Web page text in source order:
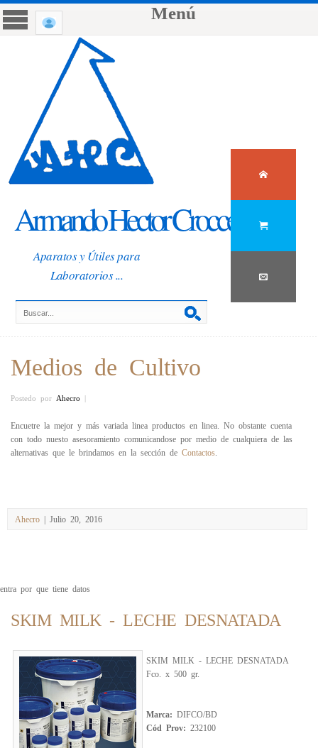
Armando Hector Crocce
Aparatos y Útiles para
Laboratorios ...
Menú
Medios de Cultivo
Postedo por Ahecro |
Encuetre la mejor y más variada linea productos en linea. No obstante cuenta
con todo nuesto asesoramiento comunicandose por medio de cualquiera de las
alternativas que le brindamos en la sección de Contactos
Ahecro | Julio 20, 2016
entra por que tiene datos
SKIM MILK - LECHE DESNATADA
SKIM MILK - LECHE DESNATADA
Fco. x 500 gr.
Marca: DIFCO/BD
Cód Prov: 232100